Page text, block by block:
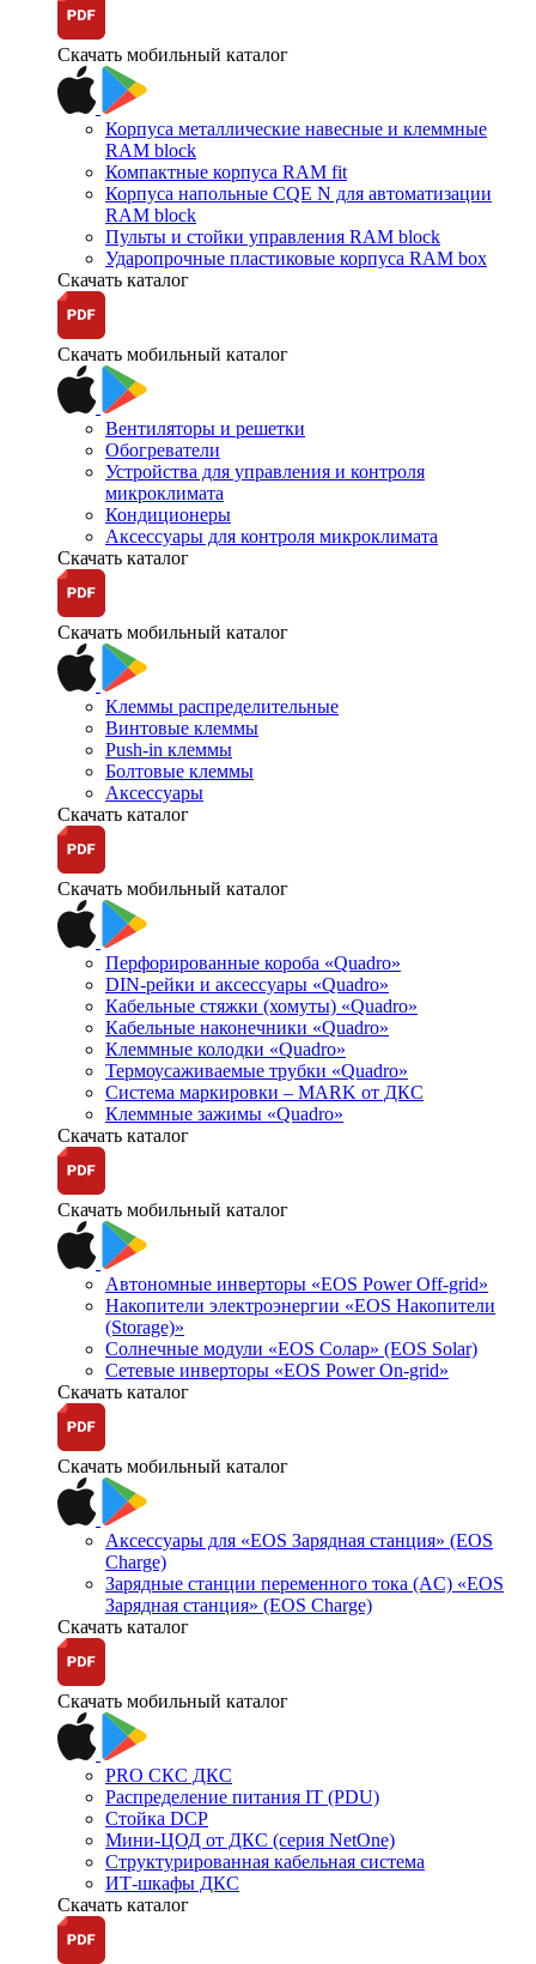
Скачать мобильный каталог
Корпуса металлические навесные и клеммные
RAM block
Компактные корпуса RAM fit
Корпуса напольные CQE N для автоматизации
RAM block
Пульты и стойки управления RAM block
Ударопрочные пластиковые корпуса RAM box
Скачать каталог
Скачать мобильный каталог
Вентиляторы и решетки
Обогреватели
Устройства для управления и контроля
микроклимата
Кондиционеры
Аксессуары для контроля микроклимата
Скачать каталог
Скачать мобильный каталог
Клеммы распределительные
Винтовые клеммы
Push-in клеммы
Болтовые клеммы
Аксессуары
Скачать каталог
Скачать мобильный каталог
Перфорированные короба «Quadro»
DIN-рейки и аксессуары «Quadro»
Кабельные стяжки (хомуты) «Quadro»
Кабельные наконечники «Quadro»
Клеммные колодки «Quadro»
Термоусаживаемые трубки «Quadro»
Система маркировки – MARK от ДКС
Клеммные зажимы «Quadro»
Скачать каталог
Скачать мобильный каталог
Автономные инверторы «EOS Power Off-grid»
Накопители электроэнергии «EOS Накопители
(Storage)»
Солнечные модули «EOS Солар» (EOS Solar)
Сетевые инверторы «EOS Power On-grid»
Скачать каталог
Скачать мобильный каталог
Аксессуары для «EOS Зарядная станция» (EOS
Charge)
Зарядные станции переменного тока (AC) «EOS
Зарядная станция» (EOS Charge)
Скачать каталог
Скачать мобильный каталог
PRO СКС ДКС
Распределение питания IT (PDU)
Стойка DCP
Мини-ЦОД от ДКС (серия NetOne)
Структурированная кабельная система
ИТ-шкафы ДКС
Скачать каталог